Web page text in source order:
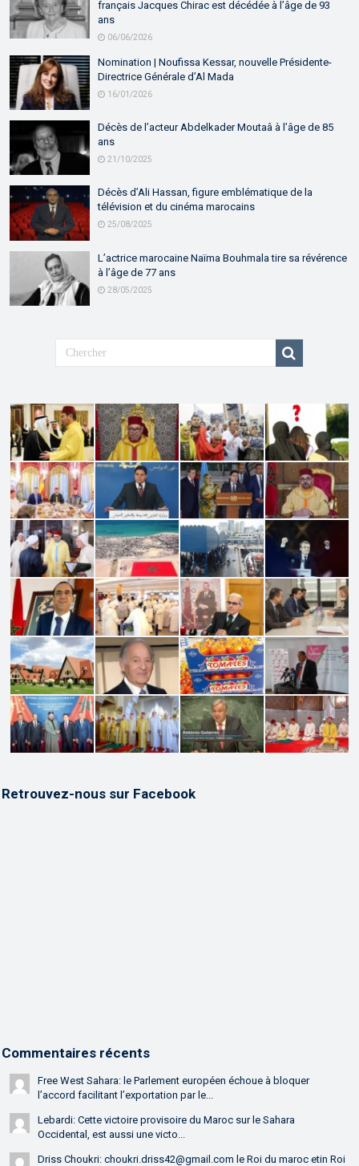
français Jacques Chirac est décédée à l’âge de 93
ans
06/06/2026
Nomination | Noufissa Kessar, nouvelle Présidente-
Directrice Générale d’Al Mada
16/01/2026
Décès de l’acteur Abdelkader Moutaâ à l’âge de 85
ans
21/10/2025
Décès d’Ali Hassan, figure emblématique de la
télévision et du cinéma marocains
25/08/2025
L’actrice marocaine Naïma Bouhmala tire sa révérence
à l’âge de 77 ans
28/05/2025
Retrouvez-nous sur Facebook
Commentaires récents
Free West Sahara: le Parlement européen échoue à bloquer
l’accord facilitant l’exportation par le...
Lebardi: Cette victoire provisoire du Maroc sur le Sahara
Occidental, est aussi une victo...
Driss Choukri: choukri.driss42@gmail.com le Roi du maroc etin Roi